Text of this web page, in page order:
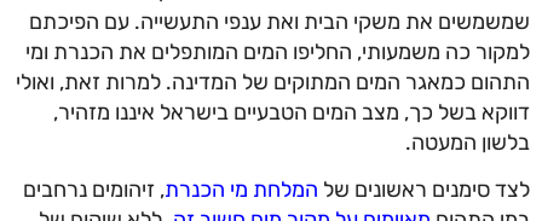
שמשמשים את משקי הבית ואת ענפי התעשייה. עם הפיכתם
למקור כה משמעותי, החליפו המים המותפלים את הכנרת ומי
התהום כמאגר המים המתוקים של המדינה. למרות זאת, ואולי
דווקא בשל כך, מצב המים הטבעיים בישראל איננו מזהיר,
בלשון המעטה.
לצד סימנים ראשונים של המלחת מי הכנרת, זיהומים נרחבים